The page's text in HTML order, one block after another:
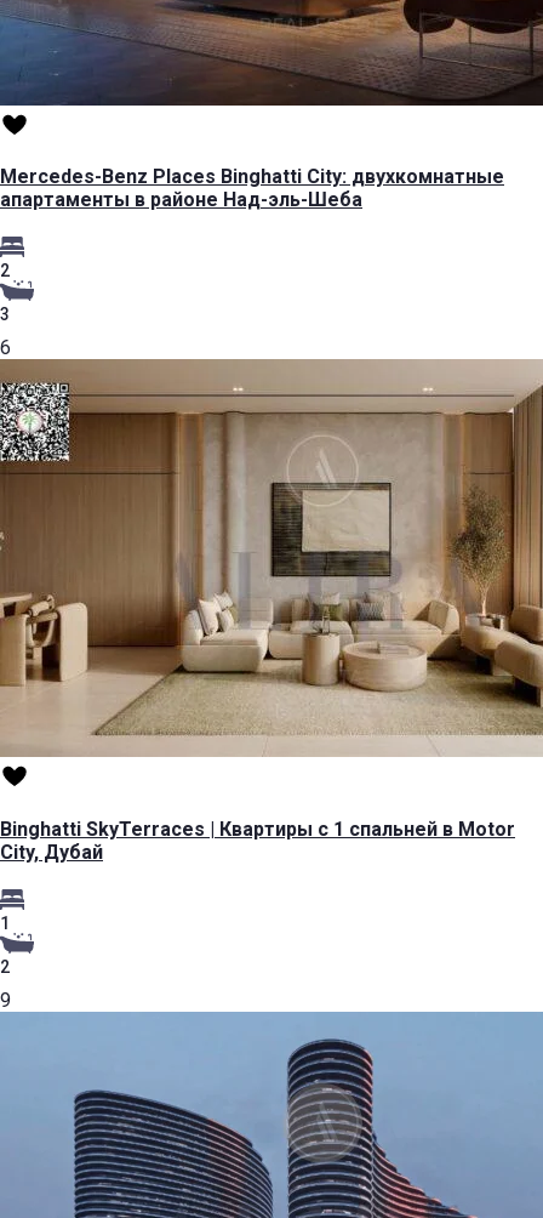
Mercedes-Benz Places Binghatti City: двухкомнатные
апартаменты в районе Над-эль-Шеба
2
3
6
Binghatti SkyTerraces | Квартиры с 1 спальней в Motor
City, Дубай
1
2
9